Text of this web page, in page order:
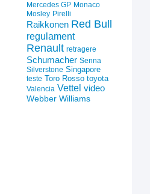
Mercedes GP Monaco
Mosley Pirelli
Raikkonen Red Bull
regulament
Renault retragere
Schumacher Senna
Silverstone Singapore
teste Toro Rosso toyota
Valencia Vettel video
Webber Williams